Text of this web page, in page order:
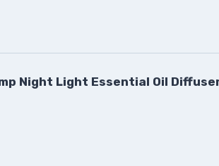
Night Light Essential Oil